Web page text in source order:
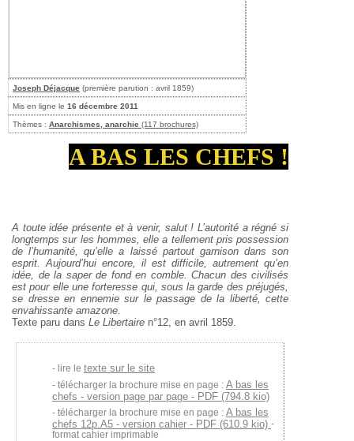
Joseph Déjacque (première parution : avril 1859)
Mis en ligne le 16 décembre 2011
Thèmes : Anarchismes, anarchie (117 brochures)
A BAS LES CHEFS !
A toute idée présente et à venir, salut ! L’autorité a régné si
longtemps sur les hommes, elle a tellement pris possession
de l’humanité, qu’elle a laissé partout garnison dans son
esprit. Aujourd’hui encore, il est difficile, autrement qu’en
idée, de la saper de fond en comble. Chacun des civilisés
est pour elle une forteresse qui, sous la garde des préjugés,
se dresse en ennemie sur le passage de la liberté, cette
envahissante amazone.
Texte paru dans Le Libertaire n°12, en avril 1859.
lire le texte sur le site
télécharger la brochure mise en page : A bas les
chefs - version page par page - PDF (794.8 kio)
télécharger la brochure mise en page : A bas les
chefs 12p.A5 - version cahier - PDF (610.9 kio) -
format cahier imprimable